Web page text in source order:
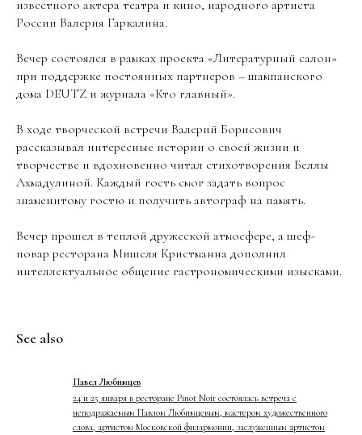
известного актера театра и кино, народного артиста
России Валерия Гаркалина.
Вечер состоялся в рамках проекта «Литературный салон»
при поддержке постоянных партнеров – шампанского
дома DEUTZ и журнала «Кто главный».
В ходе творческой встречи Валерий Борисович
рассказывал интересные истории о своей жизни и
творчестве и вдохновенно читал стихотворения Беллы
Ахмадулиной. Каждый гость смог задать вопрос
знаменитому гостю и получить автограф на память.
Вечер прошел в теплой дружеской атмосфере, а шеф-
повар ресторана Мишеля Кристманна дополнил
интеллектуальное общение гастрономическими изысками.
See also
Павел Любимцев
24 и 25 января в ресторане Pinot Noir состоялась встреча с
неподражаемым Павлом Любимцевым, мастером художественного
слова, артистом Московской филармонии, заслуженным артистом